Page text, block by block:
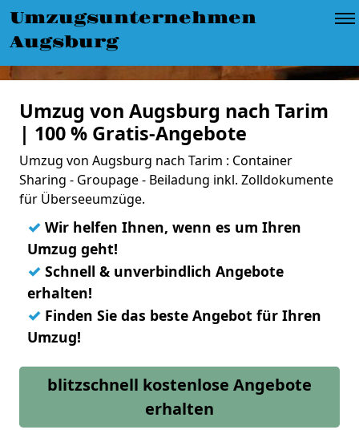
Umzugsunternehmen
Augsburg
Umzug von Augsburg nach Tarim
| 100 % Gratis-Angebote
Umzug von Augsburg nach Tarim : Container
Sharing - Groupage - Beiladung inkl. Zolldokumente
für Überseeumzüge.
✓ Wir helfen Ihnen, wenn es um Ihren
Umzug geht!
✓ Schnell & unverbindlich Angebote
erhalten!
✓ Finden Sie das beste Angebot für Ihren
Umzug!
blitzschnell kostenlose Angebote
erhalten